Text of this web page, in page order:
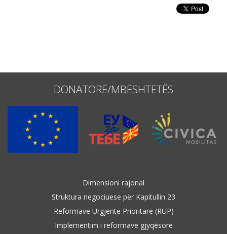
DONATORË/MBËSHTETËS
Dimensioni rajonal
Struktura negociuese për Kapitullin 23
Reformave Urgjente Prioritare (RUP)
Implementim i reformave gjyqësore